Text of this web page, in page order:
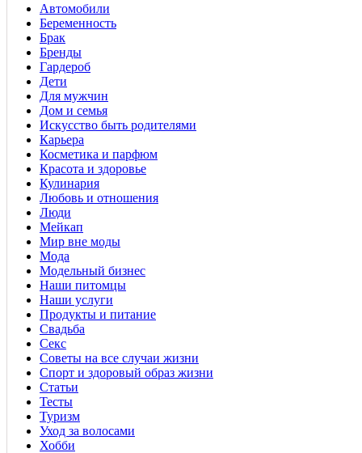
Автомобили
Беременность
Брак
Бренды
Гардероб
Дети
Для мужчин
Дом и семья
Искусство быть родителями
Карьера
Косметика и парфюм
Красота и здоровье
Кулинария
Любовь и отношения
Люди
Мейкап
Мир вне моды
Мода
Модельный бизнес
Наши питомцы
Наши услуги
Продукты и питание
Свадьба
Секс
Советы на все случаи жизни
Спорт и здоровый образ жизни
Статьи
Тесты
Туризм
Уход за волосами
Хобби